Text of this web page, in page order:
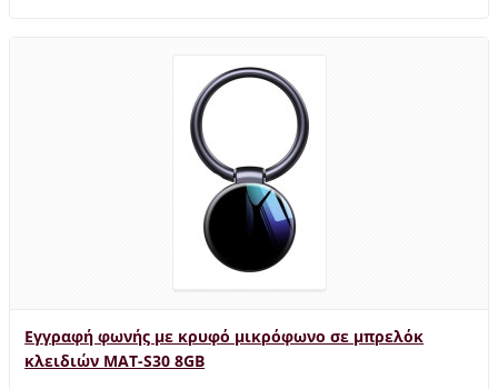
Εγγραφή φωνής με κρυφό μικρόφωνο σε μπρελόκ
κλειδιών MAT-S30 8GB